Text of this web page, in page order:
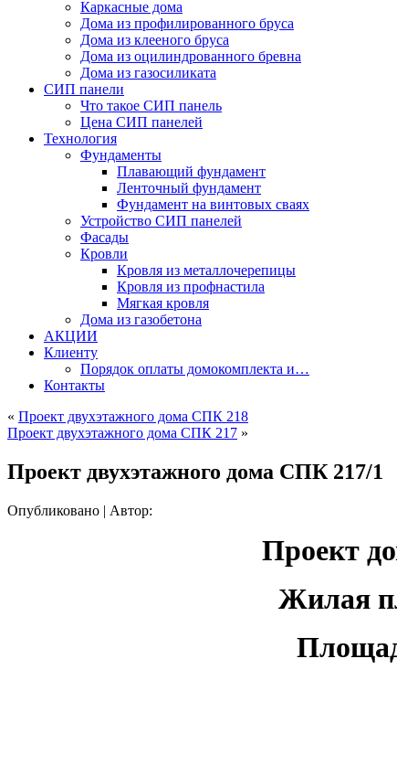
Каркасные дома
Дома из профилированного бруса
Дома из клееного бруса
Дома из оцилиндрованного бревна
Дома из газосиликата
СИП панели
Что такое СИП панель
Цена СИП панелей
Технология
Фундаменты
Плавающий фундамент
Ленточный фундамент
Фундамент на винтовых сваях
Устройство СИП панелей
Фасады
Кровли
Кровля из металлочерепицы
Кровля из профнастила
Мягкая кровля
Дома из газобетона
АКЦИИ
Клиенту
Порядок оплаты домокомплекта и…
Контакты
« Проект двухэтажного дома СПК 218
Проект двухэтажного дома СПК 217 »
Проект двухэтажного дома СПК 217/1
Опубликовано | Автор:
Проект
Жилая